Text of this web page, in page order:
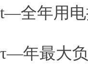
t—全年用电
τ—年最大